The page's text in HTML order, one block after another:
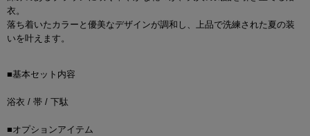
衣。
落ち着いたカラーと優美なデザインが調和し、上品で洗練された夏の装
いを叶えます。
■基本セット内容
浴衣 / 帯 / 下駄
■オプションアイテム